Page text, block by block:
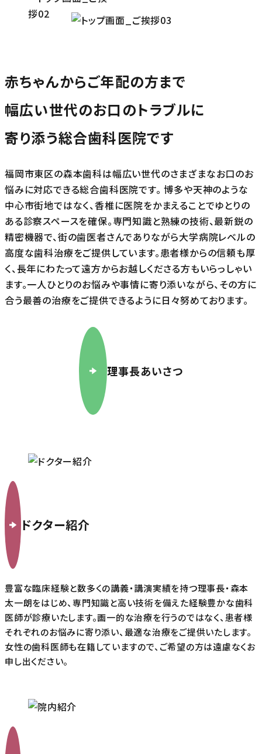
赤ちゃんからご年配の方まで
幅広い世代のお口のトラブルに
寄り添う総合歯科医院です
福岡市東区の森本歯科は幅広い世代のさまざまなお口のお
悩みに対応できる総合歯科医院です。 博多や天神のような
中心市街地ではなく、香椎に医院をかまえることでゆとりの
ある診察スペースを確保。専門知識と熟練の技術、最新鋭の
精密機器で、街の歯医者さんでありながら大学病院レベルの
高度な歯科治療をご提供しています。患者様からの信頼も厚
く、長年にわたって遠方からお越しくださる方もいらっしゃい
ます。一人ひとりのお悩みや事情に寄り添いながら、その方に
合う最善の治療をご提供できるように日々努めております。
理事長あいさつ
ドクター紹介
豊富な臨床経験と数多くの講義・講演実績を持つ理事長・森本
太一朗をはじめ、専門知識と高い技術を備えた経験豊かな歯科
医師が診療いたします。画一的な治療を行うのではなく、患者様
それぞれのお悩みに寄り添い、最適な治療をご提供いたします。
女性の歯科医師も在籍していますので、ご希望の方は遠慮なくお
申し出ください。